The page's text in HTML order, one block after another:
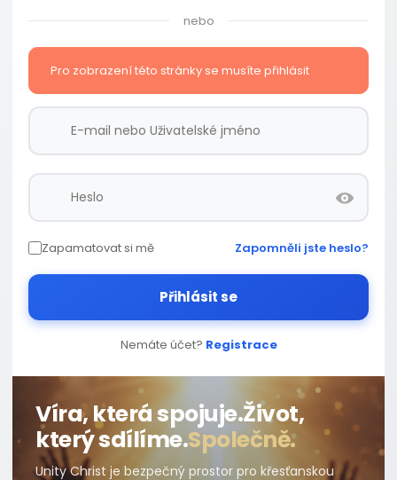
nebo
Pro zobrazení této stránky se musíte přihlásit
Zapamatovat si mě Zapomněli jste heslo?
Přihlásit se
Nemáte účet? Registrace
Víra, která spojuje.Život,
který sdílíme.Společně.
Unity Christ je bezpečný prostor pro křesťanskou